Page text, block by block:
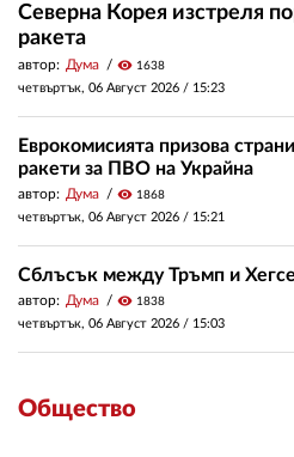
Северна Корея изстреля
ракета
автор: Дума visibility 1638
четвъртък, 06 Август 2026 / 15:23
Еврокомисията призова
ракети за ПВО на Украйна
автор: Дума visibility 1868
четвъртък, 06 Август 2026 / 15:21
Сблъсък между Тръмп и
автор: Дума visibility 1838
четвъртък, 06 Август 2026 / 15:03
Общество